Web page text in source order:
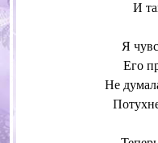
И
Я
Его
Не